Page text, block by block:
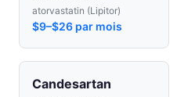
atorvastatin (Lipitor)
$9–$26 par mois
Candesartan